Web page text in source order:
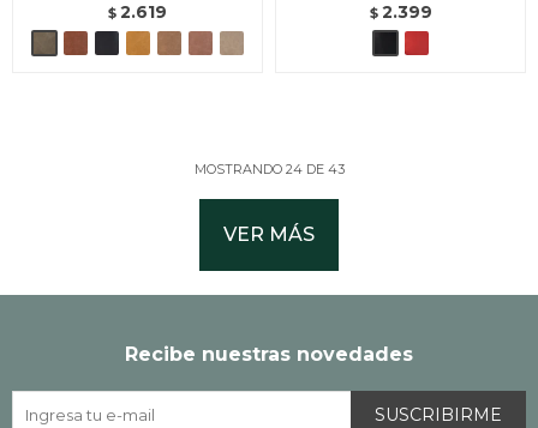
$ 2.619 $ 2.399
MOSTRANDO 24DE 43
VER MÁS
Recibe nuestras novedades
SUSCRIBIRME